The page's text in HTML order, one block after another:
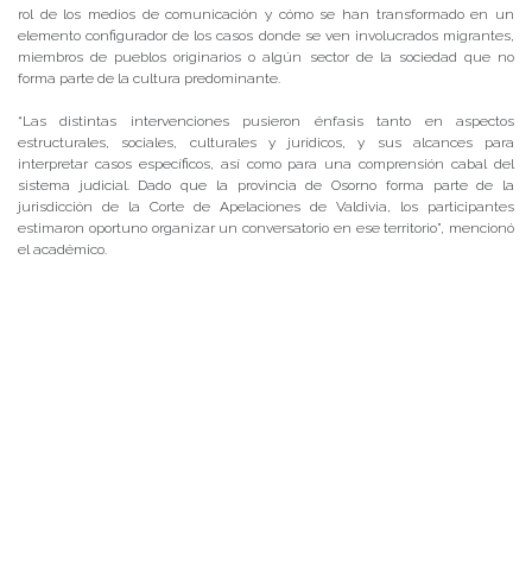
rol de los medios de comunicación y cómo se han transformado en un
elemento configurador de los casos donde se ven involucrados migrantes,
miembros de pueblos originarios o algún sector de la sociedad que no
forma parte de la cultura predominante.
“Las distintas intervenciones pusieron énfasis tanto en aspectos
estructurales, sociales, culturales y jurídicos, y sus alcances para
interpretar casos específicos, así como para una comprensión cabal del
sistema judicial. Dado que la provincia de Osorno forma parte de la
jurisdicción de la Corte de Apelaciones de Valdivia, los participantes
estimaron oportuno organizar un conversatorio en ese territorio”, mencionó
el académico.